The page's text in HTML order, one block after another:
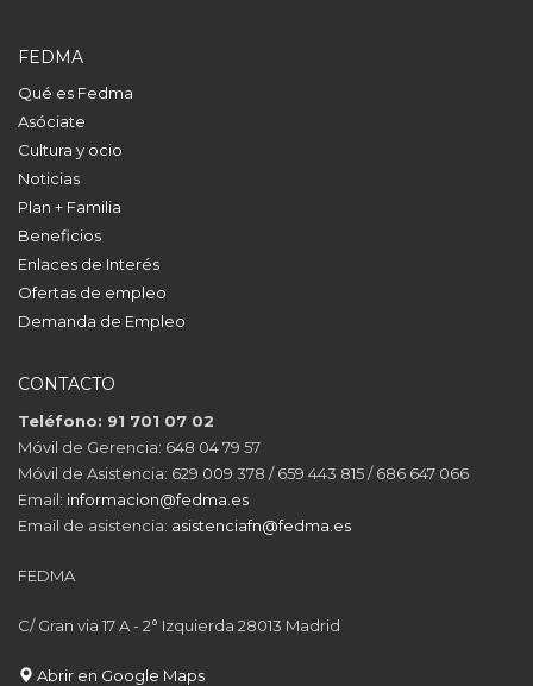
FEDMA
Qué es Fedma
Asóciate
Cultura y ocio
Noticias
Plan + Familia
Beneficios
Enlaces de Interés
Ofertas de empleo
Demanda de Empleo
CONTACTO
Teléfono: 91 701 07 02
Móvil de Gerencia: 648 04 79 57
Móvil de Asistencia: 629 009 378 / 659 443 815 / 686 647 066
Email: informacion@fedma.es
Email de asistencia: asistenciafn@fedma.es
FEDMA
C/ Gran via 17 A - 2° Izquierda 28013 Madrid
Abrir en Google Maps